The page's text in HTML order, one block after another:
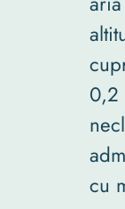
0,2
cu